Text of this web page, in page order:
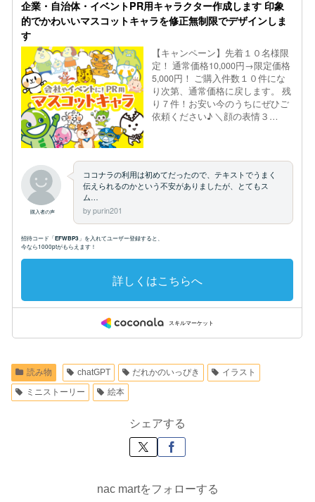
読み物 chatGPT だれかのいっぴき
イラスト
ミニストーリー
絵本
シェアする
nac martをフォローする